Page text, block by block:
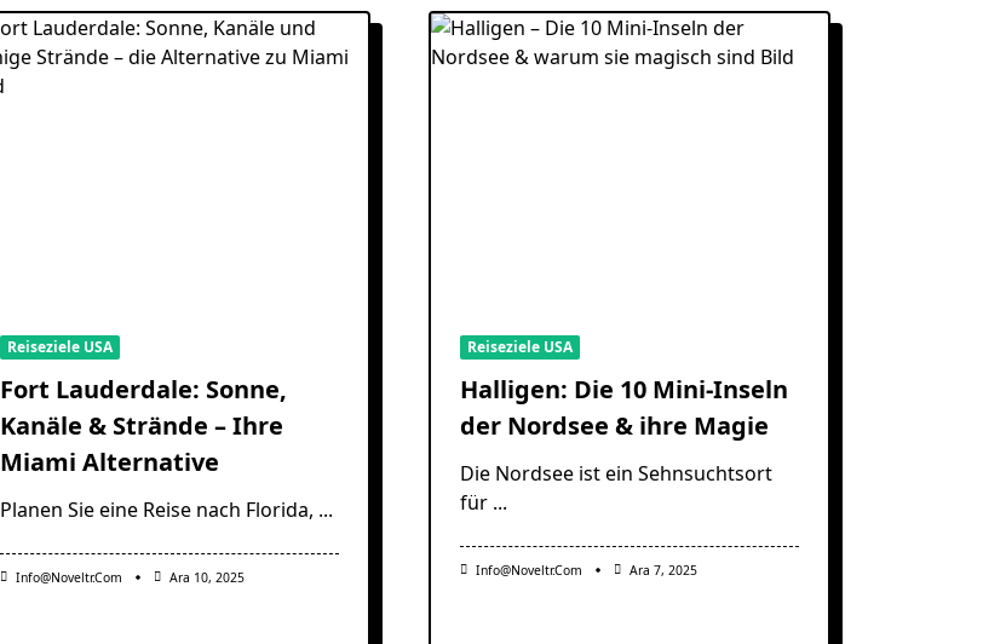
Reiseziele USA
Fort Lauderdale: Sonne,
Kanäle & Strände – Ihre
Miami Alternative
Planen Sie eine Reise nach Florida, ...
Info@noveltr.com Ara 10, 2025
Reiseziele USA
Halligen: Die 10 Mini-Inseln
der Nordsee & ihre Magie
Die Nordsee ist ein Sehnsuchtsort
für ...
Info@noveltr.com Ara 7, 2025